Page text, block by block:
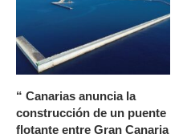
“ Canarias anuncia la
construcción de un puente
flotante entre Gran Canaria